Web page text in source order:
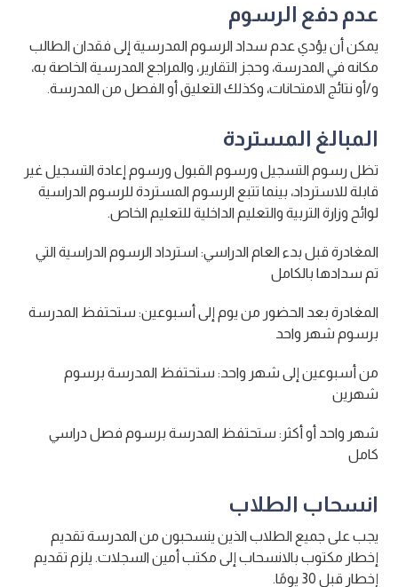
عدم دفع الرسوم
يمكن أن يؤدي عدم سداد الرسوم المدرسية إلى فقدان الطالب
مكانه في المدرسة، وحجز التقارير، والمراجع المدرسية الخاصة به،
و/أو نتائج الامتحانات، وكذلك التعليق أو الفصل من المدرسة.
المبالغ المستردة
تظل رسوم التسجيل ورسوم القبول ورسوم إعادة التسجيل غير
قابلة للاسترداد، بينما تتبع الرسوم المستردة للرسوم الدراسية
لوائح وزارة التربية والتعليم الداخلية للتعليم الخاص.
المغادرة قبل بدء العام الدراسي: استرداد الرسوم الدراسية التي
تم سدادها بالكامل
المغادرة بعد الحضور من يوم إلى أسبوعين: ستحتفظ المدرسة
برسوم شهر واحد
من أسبوعين إلى شهر واحد: ستحتفظ المدرسة برسوم
شهرين
شهر واحد أو أكثر: ستحتفظ المدرسة برسوم فصل دراسي
كامل
انسحاب الطلاب
يجب على جميع الطلاب الذين ينسحبون من المدرسة تقديم
إخطار مكتوب بالانسحاب إلى مكتب أمين السجلات. يلزم تقديم
إخطار قبل 30 يومًا.